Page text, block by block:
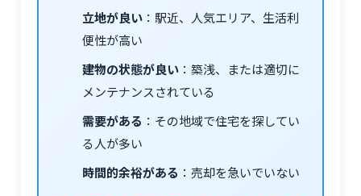
立地が良い ：駅近、人気エリア、生活利
便性が高い
建物の状態が良い ：築浅、または適切に
メンテナンスされている
需要がある ：その地域で住宅を探してい
る人が多い
時間的余裕がある ：売却を急いでいない